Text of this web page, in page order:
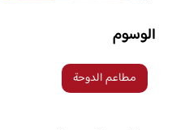
الوسوم
مطاعم الدوحة